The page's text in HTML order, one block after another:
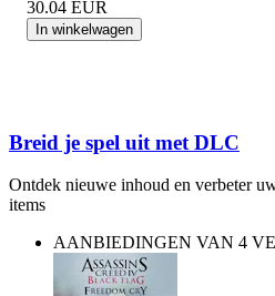
30.04 EUR
In winkelwagen
Breid je spel uit met DLC
Ontdek nieuwe inhoud en verbeter
items
AANBIEDINGEN VAN 4